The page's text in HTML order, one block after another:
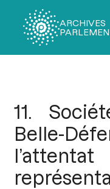
ARCHIVES
11.
Belle-